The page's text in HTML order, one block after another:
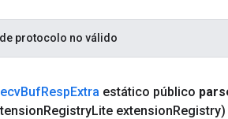
protocolo no válido
BufRespExtra estático público
RegistryLite extensionRegistry)